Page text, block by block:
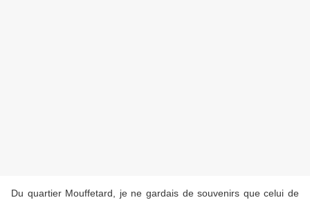
Du quartier Mouffetard, je ne gardais de souvenirs que celui de